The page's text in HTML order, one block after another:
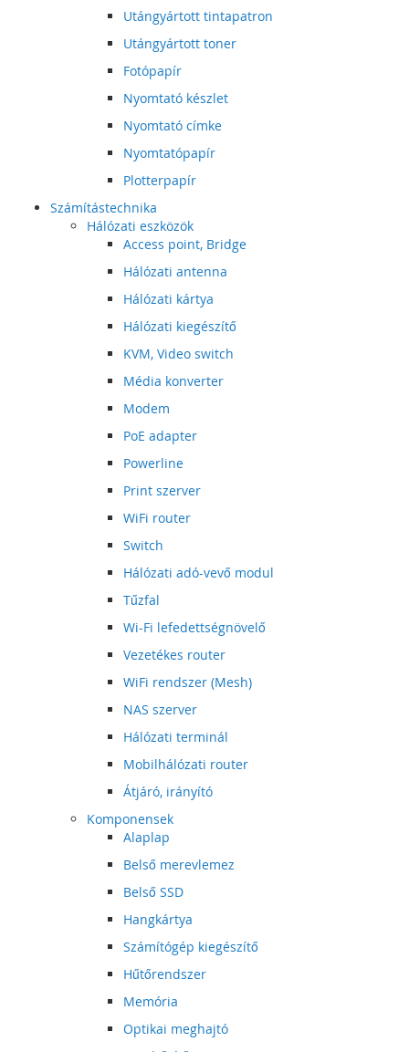
Utángyártott tintapatron
Utángyártott toner
Fotópapír
Nyomtató készlet
Nyomtató címke
Nyomtatópapír
Plotterpapír
Számítástechnika
Hálózati eszközök
Access point, Bridge
Hálózati antenna
Hálózati kártya
Hálózati kiegészítő
KVM, Video switch
Média konverter
Modem
PoE adapter
Powerline
Print szerver
WiFi router
Switch
Hálózati adó-vevő modul
Tűzfal
Wi-Fi lefedettségnövelő
Vezetékes router
WiFi rendszer (Mesh)
NAS szerver
Hálózati terminál
Mobilhálózati router
Átjáró, irányító
Komponensek
Alaplap
Belső merevlemez
Belső SSD
Hangkártya
Számítógép kiegészítő
Hűtőrendszer
Memória
Optikai meghajtó